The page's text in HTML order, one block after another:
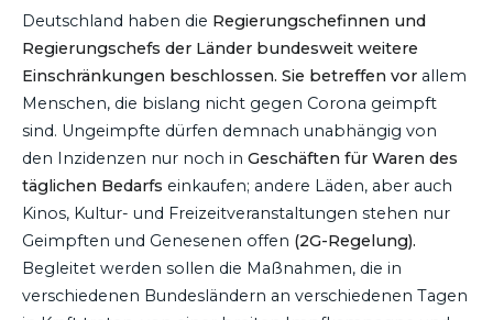
Deutschland haben die Regierungschefinnen und
Regierungschefs der Länder bundesweit weitere
Einschränkungen beschlossen. Sie betreffen vor allem
Menschen, die bislang nicht gegen Corona geimpft
sind. Ungeimpfte dürfen demnach unabhängig von
den Inzidenzen nur noch in Geschäften für Waren des
täglichen Bedarfs einkaufen; andere Läden, aber auch
Kinos, Kultur- und Freizeitveranstaltungen stehen nur
Geimpften und Genesenen offen (2G-Regelung).
Begleitet werden sollen die Maßnahmen, die in
verschiedenen Bundesländern an verschiedenen Tagen